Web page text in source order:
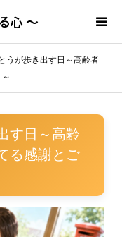
心 ～
うが歩き出す日～高齢者
す日～高齢
る感謝とご